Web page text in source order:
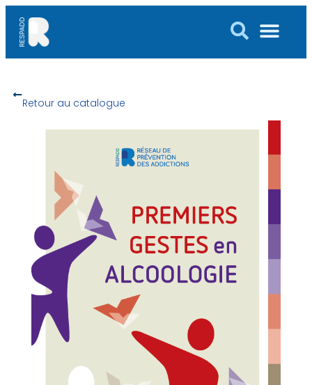
Retour au catalogue